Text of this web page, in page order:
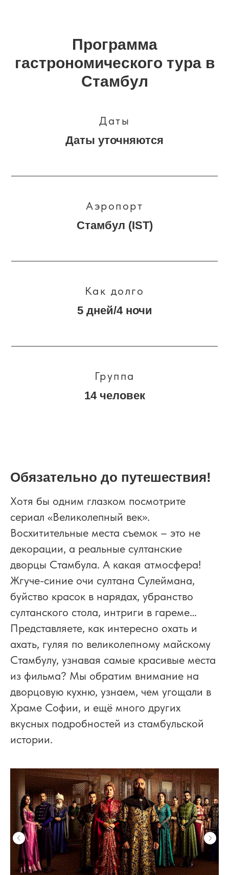
Программа
гастрономического тура в
Стамбул
Даты
Даты уточняются
Аэропорт
Стамбул (IST)
Как долго
5 дней/4 ночи
Группа
14 человек
Обязательно до путешествия!
Хотя бы одним глазком посмотрите
сериал «Великолепный век».
Восхитительные места съемок – это не
декорации, а реальные султанские
дворцы Стамбула. А какая атмосфера!
Жгуче-синие очи султана Сулеймана,
буйство красок в нарядах, убранство
султанского стола, интриги в гареме…
Представляете, как интересно охать и
ахать, гуляя по великолепному майскому
Стамбулу, узнавая самые красивые места
из фильма? Мы обратим внимание на
дворцовую кухню, узнаем, чем угощали в
Храме Софии, и ещё много других
вкусных подробностей из стамбульской
истории.